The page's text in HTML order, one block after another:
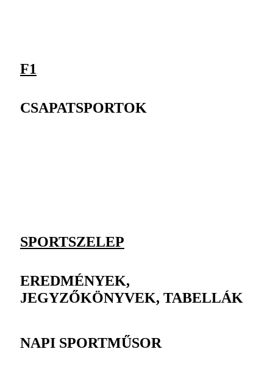
F1
CSAPATSPORTOK
SPORTSZELEP
EREDMÉNYEK,
JEGYZŐKÖNYVEK, TABELLÁK
NAPI SPORTMŰSOR